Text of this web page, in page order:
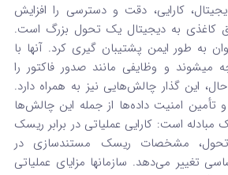
کارایی، دقت و دسترسی را افزایش
کاغذی به دیجیتال یک تحول بزرگ است.
به طور ایمن پشتیبان گیری کرد. آنها با
میشوند و وظایفی مانند صدور فاکتور را
این گذار چالش‌هایی نیز به همراه دارد.
تأمین امنیت داده‌ها از جمله این چالش‌ها
است: کارایی عملیاتی در برابر ریسک
تحول، مشخصات ریسک مستندسازی در
تغییر می‌دهد. سازمانها مزایای عملیاتی